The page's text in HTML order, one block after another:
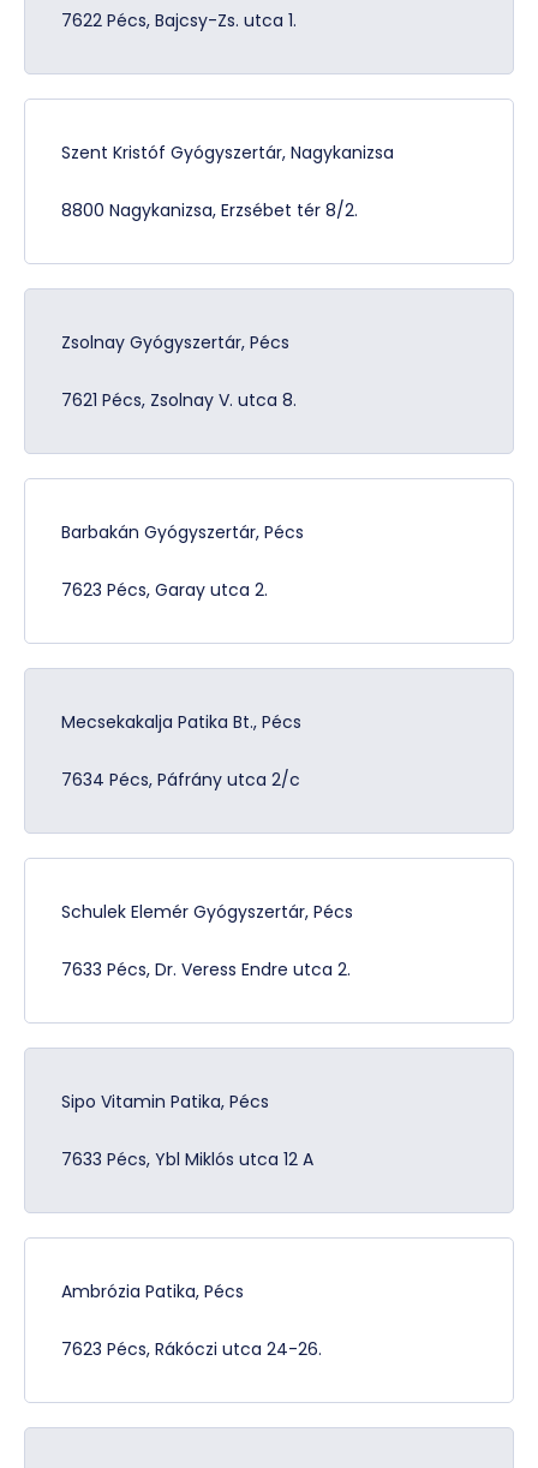
7622 Pécs, Bajcsy-Zs. utca 1.
Szent Kristóf Gyógyszertár, Nagykanizsa
8800 Nagykanizsa, Erzsébet tér 8/2.
Zsolnay Gyógyszertár, Pécs
7621 Pécs, Zsolnay V. utca 8.
Barbakán Gyógyszertár, Pécs
7623 Pécs, Garay utca 2.
Mecsekakalja Patika Bt., Pécs
7634 Pécs, Páfrány utca 2/c
Schulek Elemér Gyógyszertár, Pécs
7633 Pécs, Dr. Veress Endre utca 2.
Sipo Vitamin Patika, Pécs
7633 Pécs, Ybl Miklós utca 12 A
Ambrózia Patika, Pécs
7623 Pécs, Rákóczi utca 24-26.